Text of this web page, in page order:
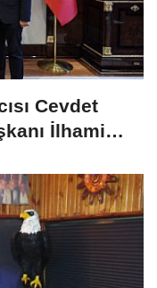
Cevdet
İlhami